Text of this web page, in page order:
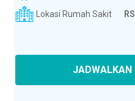
Lokasi Rumah Sakit
JADWALKAN